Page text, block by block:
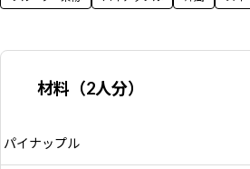
材料（2人分）
パイナップル